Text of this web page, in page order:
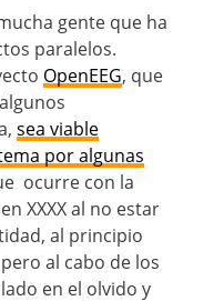
gente que ha
paralelos.
OpenEEG, que
sea viable
por algunas
ocurre con la
XXXX al no estar
al principio
al cabo de los
en el olvido y